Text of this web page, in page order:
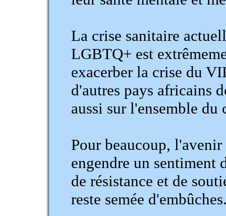
La crise sanitaire
LGBTQ+ est
exacerber la crise du
d'autres pays africains
aussi sur l'ensemble
Pour beaucoup,
engendre un sentiment
de résistance et de
reste semée